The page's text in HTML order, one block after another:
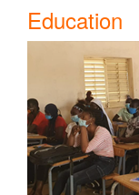
Education